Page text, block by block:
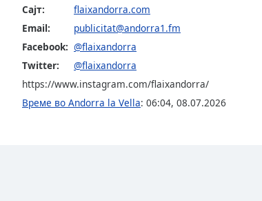
Picture-
in-
Picture
Fullscreen
modal
Сајт:
flaixandorra.com
Email:
publicitat@andorra1.fm
Facebook: @flaixandorra
Twitter:
@flaixandorra
https://www.instagram.com/flaixandorra/
Време во Andorra la Vella: 06:04, 08.07.2026